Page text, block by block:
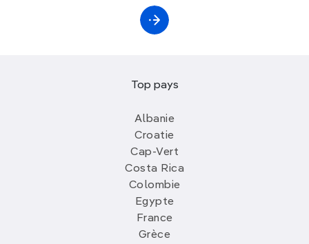
Top pays
Albanie
Croatie
Cap-Vert
Costa Rica
Colombie
Egypte
France
Grèce